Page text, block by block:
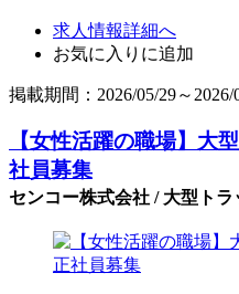
求人情報詳細へ
お気に入りに追加
掲載期間：2026/05/29～2026/
【女性活躍の職場】
社員募集
センコー株式会社 / 大型ト